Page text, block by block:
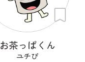
お茶っぱくん
ユチぴ